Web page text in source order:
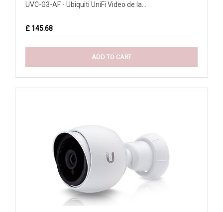
UVC-G3-AF - Ubiquiti UniFi Video de la...
£ 145.68
ADD TO CART